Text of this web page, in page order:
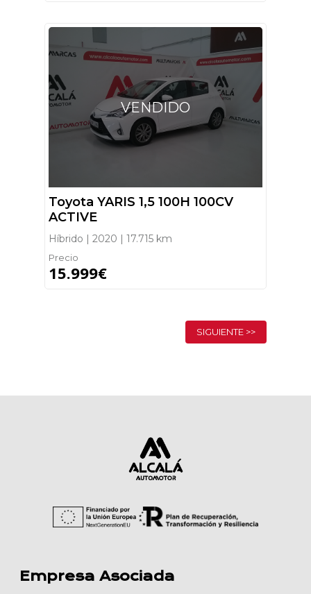
VENDIDO
Toyota YARIS 1,5 100H 100CV
ACTIVE
Híbrido | 2020 | 17.715 km
Precio
15.999€
SIGUIENTE >>
Empresa Asociada